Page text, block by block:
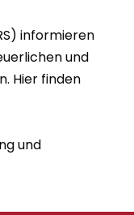
informieren
und
Hier finden
und